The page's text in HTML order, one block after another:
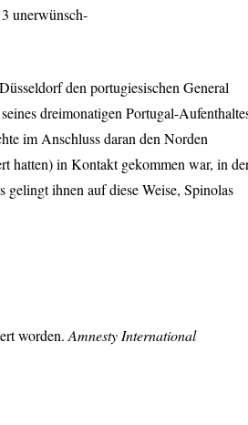
unerwünsch-
den portugiesischen General
dreimonatigen Portugal-
im Anschluss daran den Norden
hatten) in Kontakt gekommen war, in
ihnen auf diese Weise, Spinolas
worden. Amnesty International